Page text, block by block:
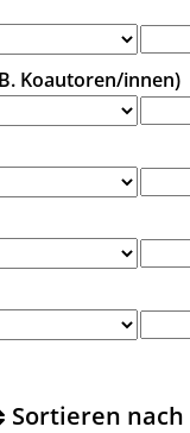
Koautoren/innen)
Sortieren nach